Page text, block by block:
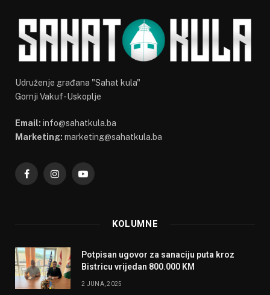
Udruženje građana "Sahat kula"
Gornji Vakuf-Uskoplje
Email: info@sahatkula.ba
Marketing: marketing@sahatkula.ba
FacebookInstagramYouTube
KOLUMNE
Potpisan ugovor za sanaciju puta kroz
Bistricu vrijedan 800.000 KM
2 JUNA, 2025